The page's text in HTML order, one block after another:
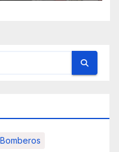
Bomberos